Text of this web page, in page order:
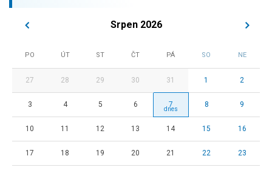
Srpen 2026
PO ÚT ST ČT PÁ SO NE
27 28 29 30 31 1 2
3 4 5 6 7 8 9
10 11 12 13 14 15 16
17 18 19 20 21 22 23